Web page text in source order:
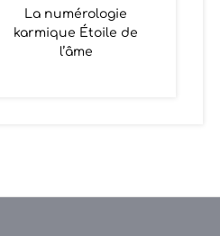
La numérologie
karmique Étoile de
l’âme